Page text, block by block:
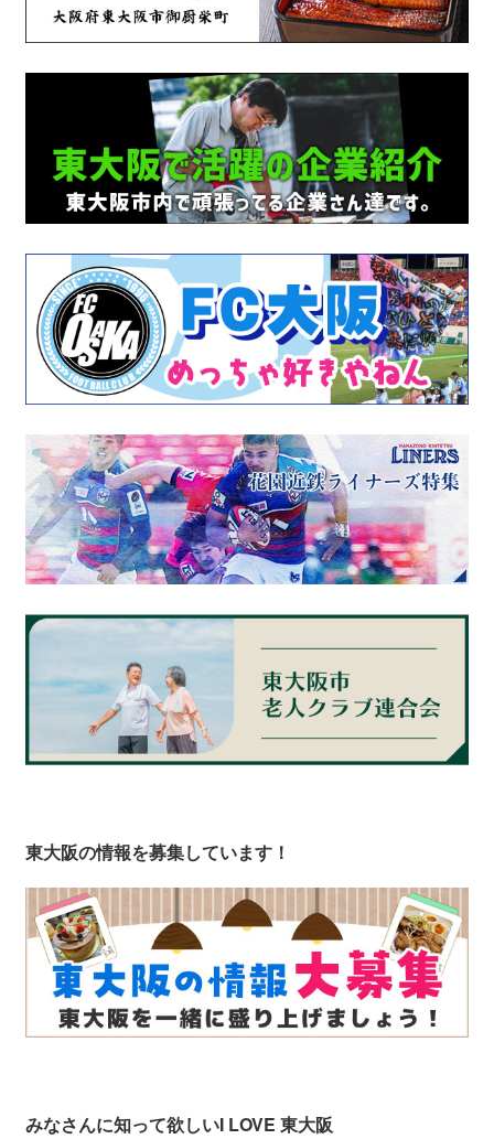
東大阪の情報を募集しています！
みなさんに知って欲しいI LOVE 東大阪